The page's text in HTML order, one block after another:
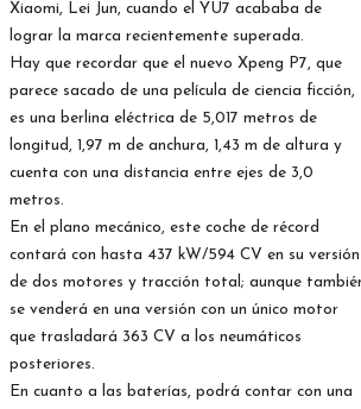
Xiaomi, Lei Jun, cuando el YU7 acababa de
lograr la marca recientemente superada.
Hay que recordar que el nuevo Xpeng P7, que
parece sacado de una película de ciencia ficción,
es una berlina eléctrica de 5,017 metros de
longitud, 1,97 m de anchura, 1,43 m de altura y
cuenta con una distancia entre ejes de 3,0
metros.
En el plano mecánico, este coche de récord
contará con hasta 437 kW/594 CV en su versión
de dos motores y tracción total; aunque
se venderá en una versión con un único motor
que trasladará 363 CV a los neumáticos
posteriores.
En cuanto a las baterías, podrá contar con una